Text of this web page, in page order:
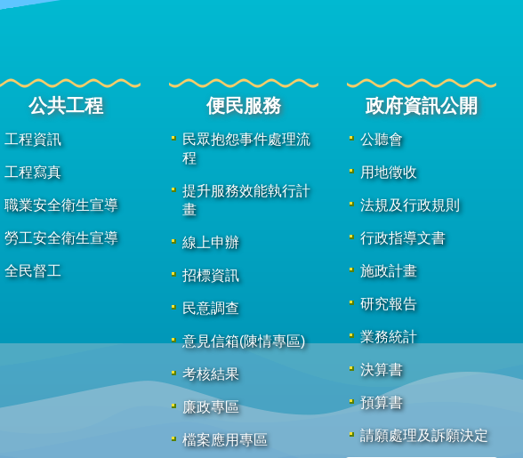
公共工程
工程資訊
工程寫真
職業安全衛生宣導
勞工安全衛生宣導
全民督工
便民服務
民眾抱怨事件處理流
程
提升服務效能執行計
畫
線上申辦
招標資訊
民意調查
意見信箱(陳情專區)
考核結果
廉政專區
檔案應用專區
政府資訊公開
公聽會
用地徵收
法規及行政規則
行政指導文書
施政計畫
研究報告
業務統計
決算書
預算書
請願處理及訴願決定